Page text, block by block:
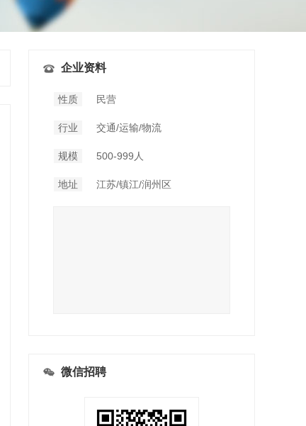
企业资料
性质 民营
行业 交通/运输/物流
规模 500-999人
地址 江苏/镇江/润州区
微信招聘